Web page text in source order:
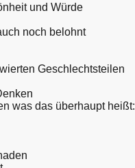
und Würde
noch belohnt
Geschlechtsteilen
was das überhaupt heißt: